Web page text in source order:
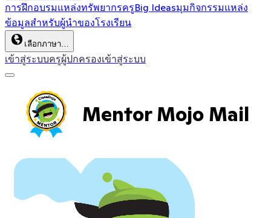
การฝึกอบรมแหล่งทรัพยากรครูBig Ideasมุมกิจกรรมแหล่ง
ข้อมูลสำหรับผู้นำของโรงเรียน
เลือกภาษา…
เข้าสู่ระบบครูผู้ปกครองเข้าสู่ระบบ
Mentor Mojo Mail